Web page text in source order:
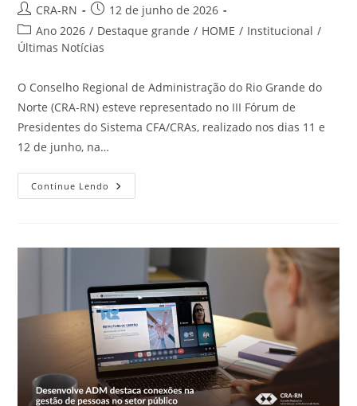
Autor
do
post:
CRA-RN
Post
publicado:
12 de junho de 2026
Categoria
do
Ano 2026 / Destaque grande / HOME / Institucional /
Últimas Notícias
O Conselho Regional de Administração do Rio Grande do
Norte (CRA-RN) esteve representado no III Fórum de
Presidentes do Sistema CFA/CRAs, realizado nos dias 11 e
12 de junho, na…
Continue Lendo CRA-
RN
De
Presidentes
Sistema
CFA/CRAs
E
Acompanha
Debates
Estratégicos
Para
O
Fortalecimento
Da
Administração